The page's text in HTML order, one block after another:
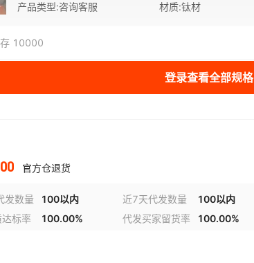
产品类型:咨询客服 材质:钛材
10000
登录查看全部规格
官方仓退货
发数量 100以内 近7天代发数量 100以内
标率
100.00% 代发买家留货率 100.00%